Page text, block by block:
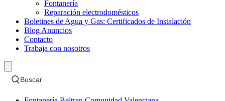
Fontanería
Reparación electrodomésticos
Boletines de Agua y Gas: Certificados de Instalación
Blog Anuncios
Contacto
Trabaja con nosotros
Buscar